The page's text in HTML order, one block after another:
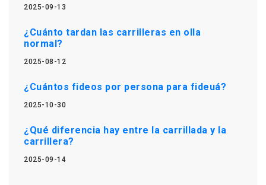
2025-09-13
¿Cuánto tardan las carrilleras en olla
normal?
2025-08-12
¿Cuántos fideos por persona para fideuá?
2025-10-30
¿Qué diferencia hay entre la carrillada y la
carrillera?
2025-09-14